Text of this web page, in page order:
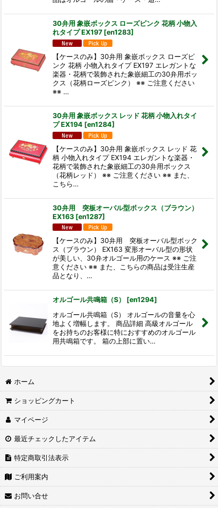
30弁用 象嵌ボックス ローズピンク 花柄 小物入
れタイプ EX197 [en1283]
【ケースのみ】30弁用 象嵌ボックス ローズピ
ンク 花柄 小物入れタイプ EX197 エレガントな
楽器・花柄で装飾された象嵌細工の30弁用ボッ
クス（花柄ローズピンク） ※※ ご注意ください
※※ …
30弁用 象嵌ボックス レッド 花柄 小物入れタイ
プ EX194 [en1284]
【ケースのみ】30弁用 象嵌ボックス レッド 花
柄 小物入れタイプ EX194 エレガントな楽器・
花柄で装飾された象嵌細工の30弁用ボックス
（花柄レッド） ※※ ご注意ください ※※ また、
こちら…
30弁用 突板オーバル型ボックス（ブラウン）
EX163 [en1287]
【ケースのみ】30弁用 突板オーバル型ボック
ス（ブラウン） EX163 変形オーバル型の形状
が美しい、30弁オルゴール用のケース ※※ ご注
意ください ※※ また、こちらの商品は受注生産
品となり、…
オルゴール共鳴箱（S） [en1294]
オルゴール共鳴箱（S） オルゴールの音量を心
地よく増幅します。 商品詳細 高級オルゴール
をお持ちのお客様に特におすすめのオルゴール
用共鳴箱です。 箱の上部に置い…
ホーム
ショッピングカート
マイページ
最近チェックしたアイテム
特定商取引法表示
ご利用案内
お問い合せ